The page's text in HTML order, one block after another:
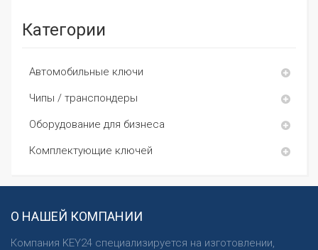
Категории
Автомобильные ключи
Чипы / транспондеры
Оборудование для бизнеса
Комплектующие ключей
О НАШЕЙ КОМПАНИИ
Компания KEY24 специализируется на изготовлении,